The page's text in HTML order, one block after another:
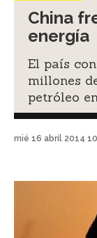
China
energía
El país
millones
petróleo
mié 16 abril 2014